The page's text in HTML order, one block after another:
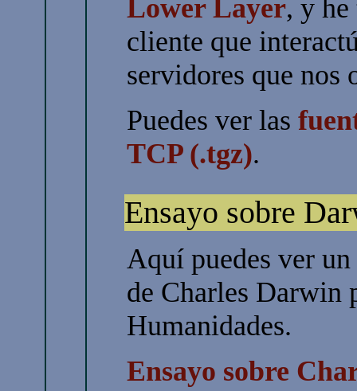
Lower Layer, y
cliente que
servidores que nos
Puedes ver las
TCP (.tgz).
Ensayo sobre
Aquí puedes ver
de Charles Darwin
Humanidades.
Ensayo sobre